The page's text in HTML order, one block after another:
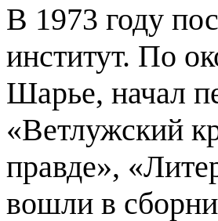
В 1973 году
институт. По
Шарье, начал
«Ветлужский
правде»,
вошли в